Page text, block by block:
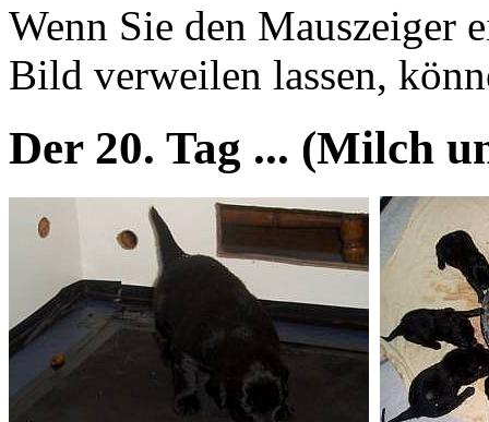
Wenn Sie den Mauszeiger
Bild verweilen lassen,
Der 20. Tag ... (Milch